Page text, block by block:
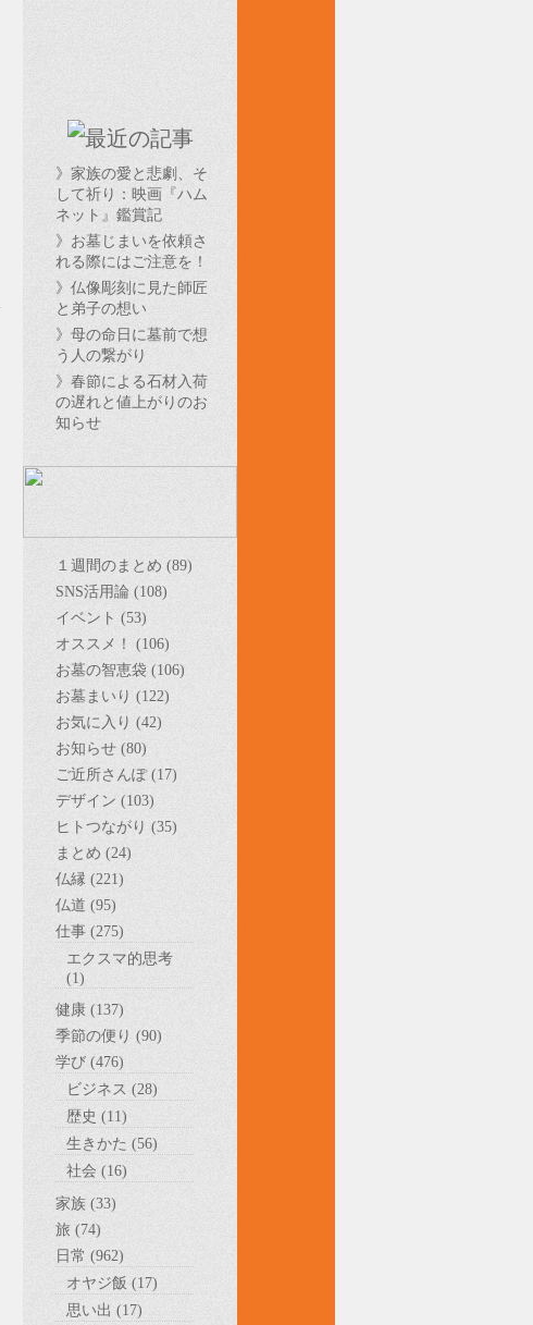
》家族の愛と悲劇、そ
して祈り：映画『ハム
ネット』鑑賞記
》お墓じまいを依頼さ
れる際にはご注意を！
》仏像彫刻に見た師匠
と弟子の想い
》母の命日に墓前で想
う人の繋がり
》春節による石材入荷
の遅れと値上がりのお
知らせ
１週間のまとめ (89)
SNS活用論 (108)
イベント (53)
オススメ！ (106)
お墓の智恵袋 (106)
お墓まいり (122)
お気に入り (42)
お知らせ (80)
ご近所さんぽ (17)
デザイン (103)
ヒトつながり (35)
まとめ (24)
仏縁 (221)
仏道 (95)
仕事 (275)
エクスマ的思考
(1)
健康 (137)
季節の便り (90)
学び (476)
ビジネス (28)
歴史 (11)
生きかた (56)
社会 (16)
家族 (33)
旅 (74)
日常 (962)
オヤジ飯 (17)
思い出 (17)